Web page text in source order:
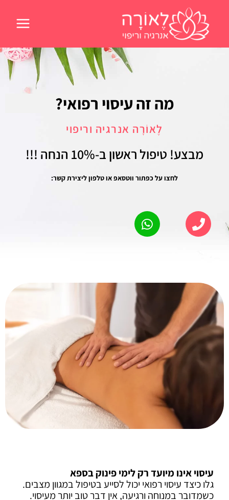
מה זה עיסוי רפואי?
לֶאוֹרָה אנרגיה וריפוי
מבצע! טיפול ראשון ב-10% הנחה !!!
לחצו על כפתור ווטסאפ או טלפון ליצירת קשר:
עיסוי אינו מיועד רק לימי פינוק בספא
גלו כיצד עיסוי רפואי יכול לסייע בטיפול במגוון מצבים.
כשמדובר במנוחה ורגיעה, אין דבר טוב יותר מעיסוי.